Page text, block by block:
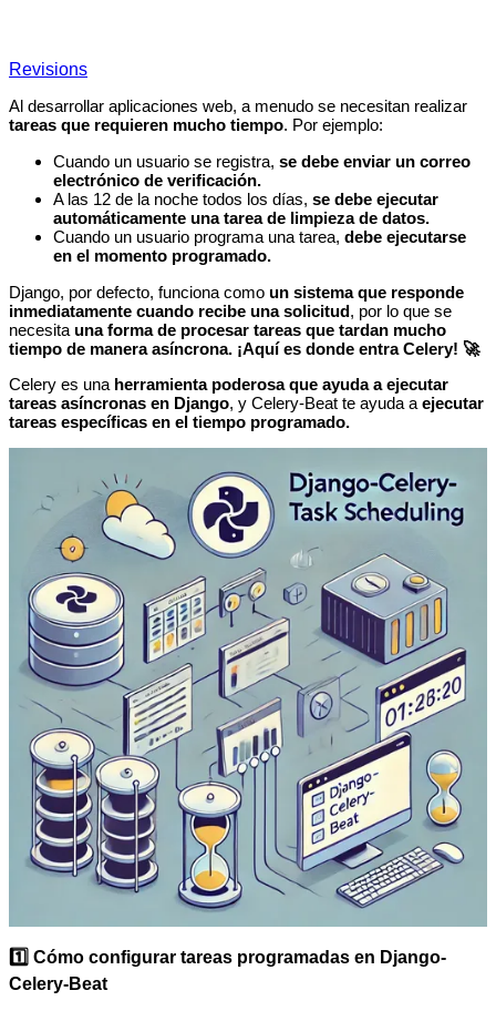
Revisions
Al desarrollar aplicaciones web, a menudo se necesitan realizar
tareas que requieren mucho tiempo. Por ejemplo:
Cuando un usuario se registra, se debe enviar un correo
electrónico de verificación.
A las 12 de la noche todos los días, se debe ejecutar
automáticamente una tarea de limpieza de datos.
Cuando un usuario programa una tarea, debe ejecutarse
en el momento programado.
Django, por defecto, funciona como un sistema que responde
inmediatamente cuando recibe una solicitud, por lo que se
necesita una forma de procesar tareas que tardan mucho
tiempo de manera asíncrona. ¡Aquí es donde entra Celery! 🚀
Celery es una herramienta poderosa que ayuda a ejecutar
tareas asíncronas en Django, y Celery-Beat te ayuda a ejecutar
tareas específicas en el tiempo programado.
1️⃣ Cómo configurar tareas programadas en Django-
Celery-Beat